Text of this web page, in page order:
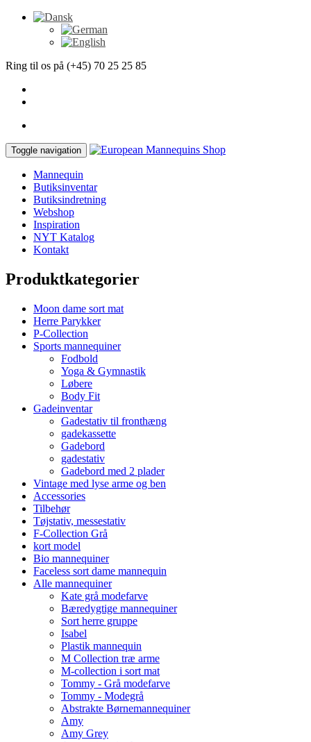
Ring til os på (+45) 70 25 25 85
Toggle navigation
Mannequin
Butiksinventar
Butiksindretning
Webshop
Inspiration
NYT Katalog
Kontakt
Produktkategorier
Moon dame sort mat
Herre Parykker
P-Collection
Sports mannequiner
Fodbold
Yoga & Gymnastik
Løbere
Body Fit
Gadeinventar
Gadestativ til fronthæng
gadekassette
Gadebord
gadestativ
Gadebord med 2 plader
Vintage med lyse arme og ben
Accessories
Tilbehør
Tøjstativ, messestativ
F-Collection Grå
kort model
Bio mannequiner
Faceless sort dame mannequin
Alle mannequiner
Kate grå modefarve
Bæredygtige mannequiner
Sort herre gruppe
Isabel
Plastik mannequin
M Collection træ arme
M-collection i sort mat
Tommy - Grå modefarve
Tommy - Modegrå
Abstrakte Børnemannequiner
Amy
Amy Grey